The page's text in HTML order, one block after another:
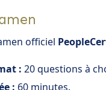
officiel
: 20 questions à
: 60 minutes.